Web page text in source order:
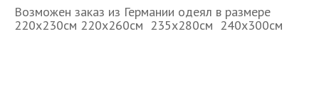
Возможен заказ из Германии одеял в размере
220х230см 220х260см 235х280см 240х300см